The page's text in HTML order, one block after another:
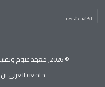
© 2026, معهد علوم وتقنيات النشاطات البدنية و الرياضية
جامعة العربي